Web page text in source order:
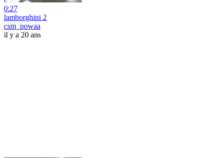
0:27
lamborghini 2
csm_powaa
il y a 20 ans